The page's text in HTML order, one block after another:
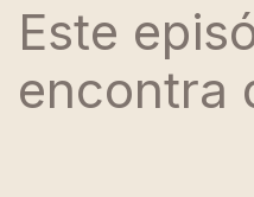
Este
encontra